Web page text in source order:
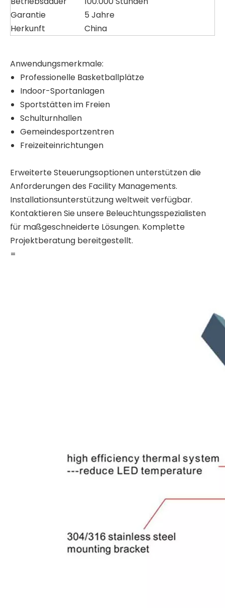
Garantie
5 Jahre
Herkunft
China
Anwendungsmerkmale:
Professionelle Basketballplätze
Indoor-Sportanlagen
Sportstätten im Freien
Schulturnhallen
Gemeindesportzentren
Freizeiteinrichtungen
Erweiterte Steuerungsoptionen unterstützen die
Anforderungen des Facility Managements.
Installationsunterstützung weltweit verfügbar.
Kontaktieren Sie unsere Beleuchtungsspezialisten
für maßgeschneiderte Lösungen. Komplette
Projektberatung bereitgestellt.
=